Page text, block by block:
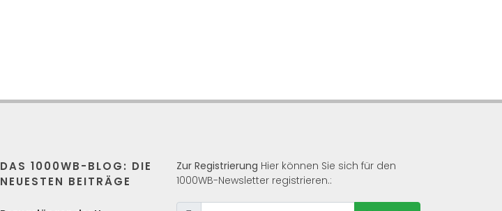
DAS 1000WB-BLOG: DIE
NEUESTEN BEITRÄGE
Zur Registrierung Hier können Sie sich für den
1000WB-Newsletter registrieren.: